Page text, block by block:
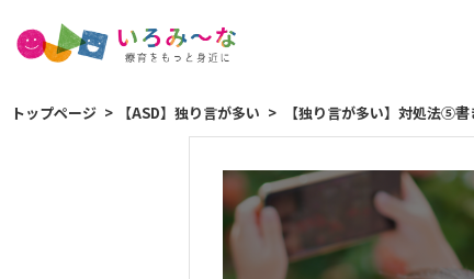
トップページ 【ASD】独り言が多い 【独り言が多い】対処法⑤